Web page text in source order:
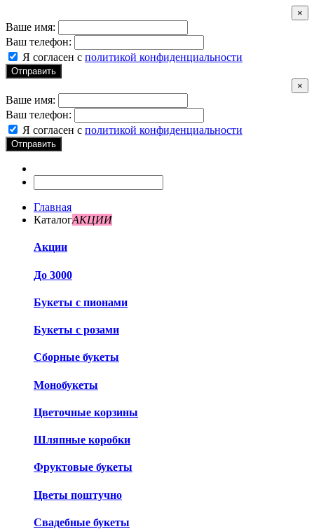
×
Ваше имя:
Ваш телефон:
Я согласен с политикой конфиденциальности
Отправить
×
Ваше имя:
Ваш телефон:
Я согласен с политикой конфиденциальности
Отправить
Главная
КаталогАКЦИИ
Акции
До 3000
Букеты с пионами
Букеты с розами
Сборные букеты
Монобукеты
Цветочные корзины
Шляпные коробки
Фруктовые букеты
Цветы поштучно
Свадебные букеты